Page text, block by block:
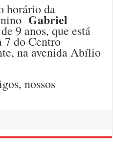
horário da
Gabriel
9 anos, que está
7 do Centro
na avenida Abílio
nossos